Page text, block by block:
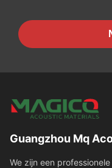
Guangzhou Mq
We zijn een